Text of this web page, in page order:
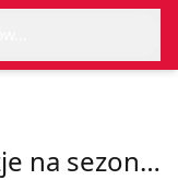
Moorer - najlepsze okazje na sezon lato 2026